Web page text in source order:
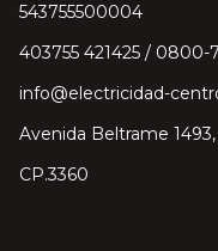
543755500004
403755 421425 / 0800-
info@electricidad-
Avenida Beltrame
CP.3360